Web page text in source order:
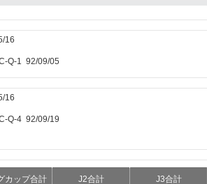
16
Q-1 92/09/05
16
Q-4 92/09/19
カップ合計 J2合計 J3合計